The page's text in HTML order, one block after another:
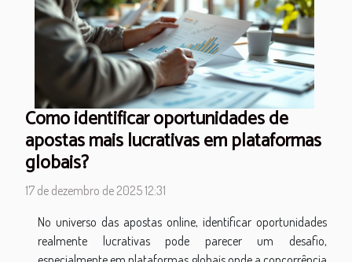
Como identificar oportunidades de
apostas mais lucrativas em plataformas
globais?
17 de dezembro de 2025 12:31
No universo das apostas online, identificar oportunidades
realmente lucrativas pode parecer um desafio,